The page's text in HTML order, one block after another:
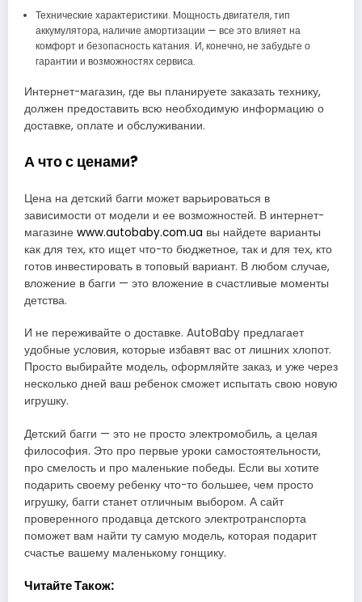
Технические характеристики. Мощность двигателя, тип
аккумулятора, наличие амортизации — все это влияет на
комфорт и безопасность катания. И, конечно, не забудьте о
гарантии и возможностях сервиса.
Интернет-магазин, где вы планируете заказать технику,
должен предоставить всю необходимую информацию о
доставке, оплате и обслуживании.
А что с ценами?
Цена на детский багги может варьироваться в
зависимости от модели и ее возможностей. В интернет-
магазине www.autobaby.com.ua вы найдете варианты
как для тех, кто ищет что-то бюджетное, так и для тех, кто
готов инвестировать в топовый вариант. В любом случае,
вложение в багги — это вложение в счастливые моменты
детства.
И не переживайте о доставке. AutoBaby предлагает
удобные условия, которые избавят вас от лишних хлопот.
Просто выбирайте модель, оформляйте заказ, и уже через
несколько дней ваш ребенок сможет испытать свою новую
игрушку.
Детский багги — это не просто электромобиль, а целая
философия. Это про первые уроки самостоятельности,
про смелость и про маленькие победы. Если вы хотите
подарить своему ребенку что-то большее, чем просто
игрушку, багги станет отличным выбором. А сайт
проверенного продавца детского электротранспорта
поможет вам найти ту самую модель, которая подарит
счастье вашему маленькому гонщику.
Читайте Також: